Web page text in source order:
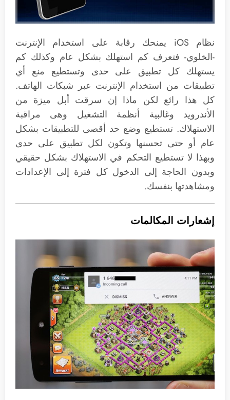
نظام iOS يمنحك رقابة على استخدام الإنترنت
-الخلوي- فتعرف كم استهلك بشكل عام وكذلك كم
يستهلك كل تطبيق على حدى وتستطيع منع أي
تطبيقات من استخدام الإنترنت عبر شبكات الهاتف.
كل هذا رائع لكن ماذا إن سرقت أبل ميزة من
الأندرويد وغالبية أنظمة التشغيل وهى مراقبة
الاستهلاك. تستطيع وضع حد أقصى للتطبيقات بشكل
عام أو حتى تحسنها وتكون لكل تطبيق على حدى
وبهذا لا تستطيع التحكم في الاستهلاك بشكل حقيقي
وبدون الحاجة إلى الدخول كل فترة إلى الإعدادات
ومشاهدتها بنفسك.
إشعارات المكالمات